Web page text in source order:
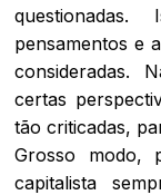
pensamentos e
consideradas.
certas
tão criticadas,
Grosso modo,
capitalista